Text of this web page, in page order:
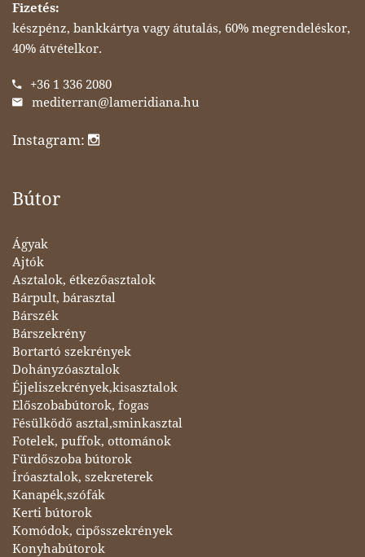
Fizetés:
készpénz, bankkártya vagy átutalás, 60% megrendeléskor,
40% átvételkor.
+36 1 336 2080
mediterran@lameridiana.hu
Instagram:
Bútor
Ágyak
Ajtók
Asztalok, étkezőasztalok
Bárpult, bárasztal
Bárszék
Bárszekrény
Bortartó szekrények
Dohányzóasztalok
Éjjeliszekrények,kisasztalok
Előszobabútorok, fogas
Fésülködő asztal,sminkasztal
Fotelek, puffok, ottománok
Fürdőszoba bútorok
Íróasztalok, szekreterek
Kanapék,szófák
Kerti bútorok
Komódok, cipősszekrények
Konyhabútorok